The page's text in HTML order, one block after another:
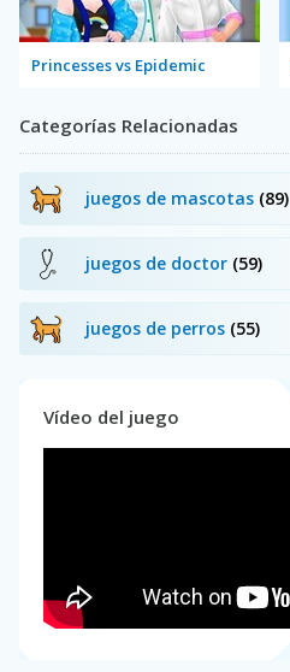
Princesses vs Epidemic
Categorías Relacionadas
juegos de mascotas (89)
juegos de doctor (59)
juegos de perros (55)
Vídeo del juego